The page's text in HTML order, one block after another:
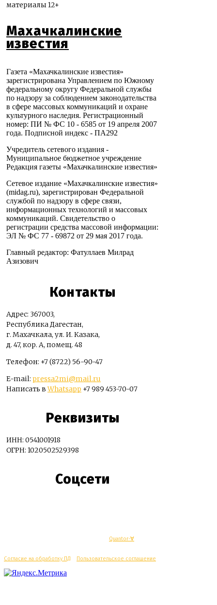
материалы 12+
Махачкалинские
известия
Газета «Махачкалинские известия»
зарегистрирована Управлением по Южному
федеральному округу Федеральной службы
по надзору за соблюдением законодательства
в сфере массовых коммуникаций и охране
культурного наследия. Регистрационный
номер: ПИ № ФС 10 - 6585 от 19 апреля 2007
года. Подписной индекс - ПА292
Учредитель сетевого издания -
Муниципальное бюджетное учреждение
Редакция газеты «Махачкалинские известия»
Сетевое издание «Махачкалинские известия»
(midag.ru), зарегистрирован Федеральной
службой по надзору в сфере связи,
информационных технологий и массовых
коммуникаций. Свидетельство о
регистрации средства массовой информации:
ЭЛ № ФС 77 - 69872 от 29 мая 2017 года.
Главный редактор: Фатуллаев Милрад
Азизович
Контакты
Адрес: 367003,
Республика Дагестан,
г. Махачкала, ул. И. Казака,
д. 47, кор. А, помещ. 48
Телефон: +7 (8722) 56-90-47
E-mail: pressa2mi@mail.ru
Написать вWhatsapp +7 989 453-70-07
Реквизиты
ИНН: 0541001918
ОГРН: 1020502529398
Соцсети
Quantor-∀
Согласие на обработку ПД Пользовательское соглашение